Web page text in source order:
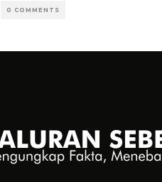
0 COMMENTS